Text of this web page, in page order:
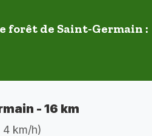
forêt de Saint-Germain :
- 16 km
km/h)